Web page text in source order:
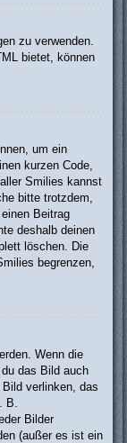
zu verwenden.
bietet, können
um ein
kurzen Code,
Smilies kannst
bitte trotzdem,
Beitrag
deshalb deinen
löschen. Die
begrenzen,
Wenn die
das Bild auch
verlinken, das
B.
Bilder
(außer es ist ein